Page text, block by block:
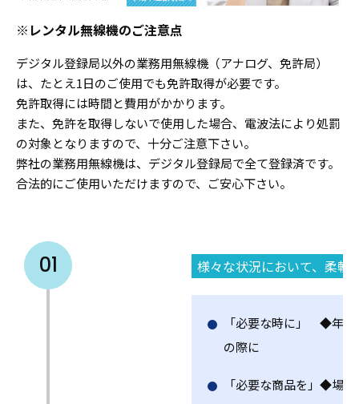
※レンタル無線機のご注意点
デジタル登録局以外の業務用無線機（アナログ、免許局）
は、たとえ1日のご使用でも免許取得が必要です。
免許取得には時間と費用がかかります。
また、免許を取得しないで使用した場合、電波法により処罰
の対象となりますので、十分ご注意下さい。
弊社の業務用無線機は、デジタル登録局で全て登録済です。
合法的にご使用いただけますので、ご安心下さい。
01 様々な状況において、柔軟
「必要な時に」 ◆年に
の際に
「必要な商品を」◆場